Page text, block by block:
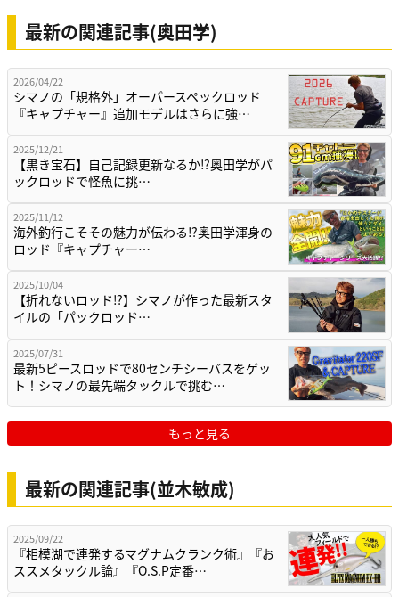
最新の関連記事(奥田学)
2026/04/22
シマノの「規格外」オーパースペックロッド
『キャプチャー』追加モデルはさらに強…
2025/12/21
【黒き宝石】自己記録更新なるか⁉奥田学がパ
ックロッドで怪魚に挑…
2025/11/12
海外釣行こそその魅力が伝わる⁉奥田学渾身の
ロッド『キャプチャー…
2025/10/04
【折れないロッド⁉】シマノが作った最新スタ
イルの「パックロッド…
2025/07/31
最新5ピースロッドで80センチシーバスをゲッ
ト！シマノの最先端タックルで挑む…
もっと見る
最新の関連記事(並木敏成)
2025/09/22
『相模湖で連発するマグナムクランク術』『お
ススメタックル論』『O.S.P定番…